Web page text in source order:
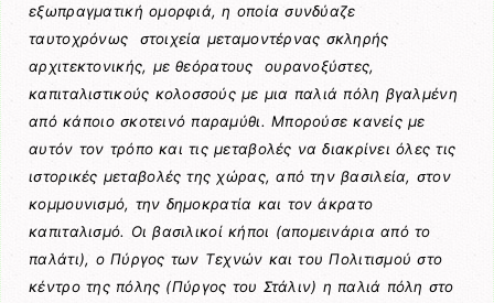
εξωπραγματική ομορφιά, η οποία συνδύαζε
ταυτοχρόνως στοιχεία μεταμοντέρνας σκληρής
αρχιτεκτονικής, με θεόρατους ουρανοξύστες,
καπιταλιστικούς κολοσσούς με μια παλιά πόλη βγαλμένη
από κάποιο σκοτεινό παραμύθι. Μπορούσε κανείς με
αυτόν τον τρόπο και τις μεταβολές να διακρίνει όλες τις
ιστορικές μεταβολές της χώρας, από την βασιλεία, στον
κομμουνισμό, την δημοκρατία και τον άκρατο
καπιταλισμό. Οι βασιλικοί κήποι (απομεινάρια από το
παλάτι), ο Πύργος των Τεχνών και του Πολιτισμού στο
κέντρο της πόλης (Πύργος του Στάλιν) η παλιά πόλη στο